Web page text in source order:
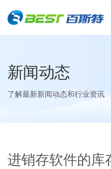
新闻动态
了解最新新闻动态和行业资讯
进销存软件的库